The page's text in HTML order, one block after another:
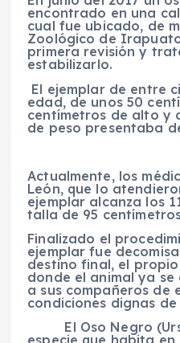
encontrado en una
cual fue ubicado, de
Zoológico de
primera revisión y
estabilizarlo.
El ejemplarde entre
edad, de unos 50
centímetros de alto y
de peso presentaba
Actualmente, los
León, que lo
ejemplar alcanza los
talla de 95
Finalizado el
ejemplar fue
destino final, el
donde el animal ya
a sus compañeros de
condiciones dignas
El Oso Negro (
especie que habita